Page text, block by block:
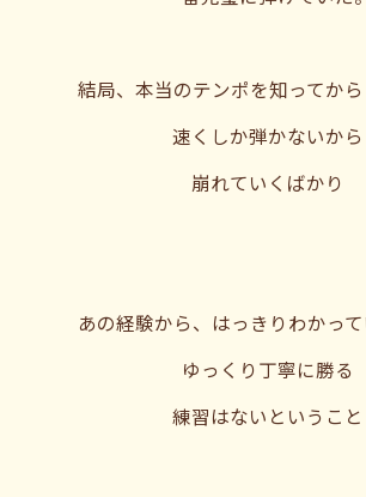
結局、本当のテンポを知ってか
速くしか弾かないから
崩れていくばかり
あの経験から、はっきりわかっ
ゆっくり丁寧に勝る
練習はないということ